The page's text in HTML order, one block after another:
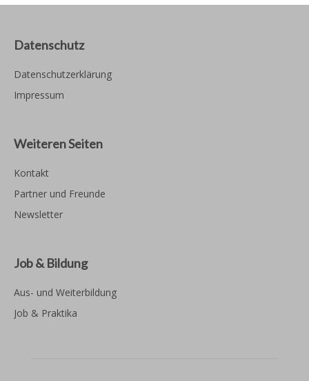
Datenschutz
Datenschutzerklärung
Impressum
Weiteren Seiten
Kontakt
Partner und Freunde
Newsletter
Job & Bildung
Aus- und Weiterbildung
Job & Praktika